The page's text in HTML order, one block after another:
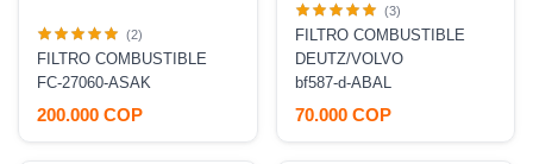
(2)
FILTRO COMBUSTIBLE
FC-27060-ASAK
200.000 COP
(3)
FILTRO COMBUSTIBLE
DEUTZ/VOLVO
bf587-d-ABAL
70.000 COP